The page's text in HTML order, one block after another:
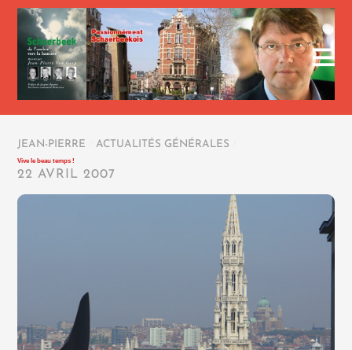
JEAN-PIERRE ACTUALITÉS GÉNÉRALES
Vive le beau temps !
22 AVRIL 2007